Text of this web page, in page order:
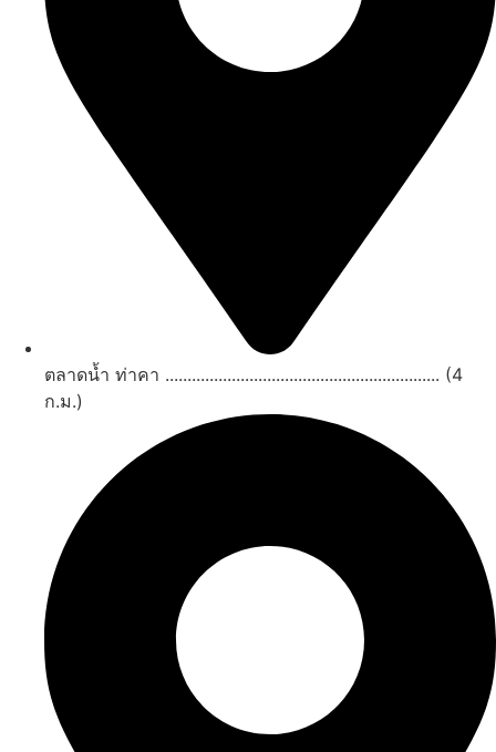
ตลาดน้ำ ท่าคา .............................................................. (4
ก.ม.)